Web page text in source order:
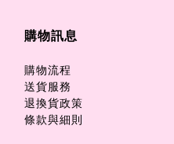
購物訊息
購物流程
送貨服務
退換貨政策
條款與細則